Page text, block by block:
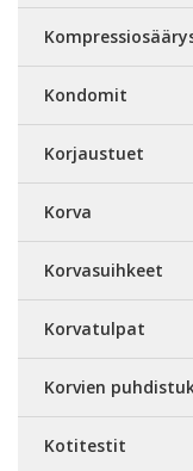
Kondomit
Korjaustuet
Korva
Korvasuihkeet
Korvatulpat
Korvien
Kotitestit